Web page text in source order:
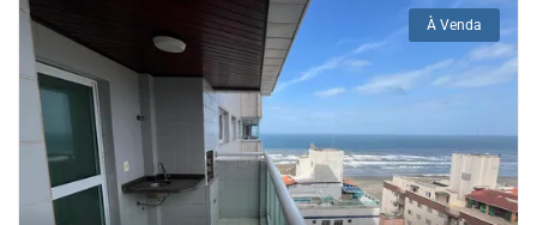
À Venda